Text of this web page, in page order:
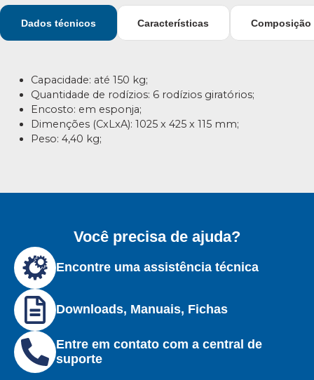
Dados técnicos Características Composição
Capacidade: até 150 kg;
Quantidade de rodízios: 6 rodízios giratórios;
Encosto: em esponja;
Dimenções (CxLxA): 1025 x 425 x 115 mm;
Peso: 4,40 kg;
Você precisa de ajuda?
Encontre uma assistência técnica
Downloads, Manuais, Fichas
Entre em contato com a central de
suporte